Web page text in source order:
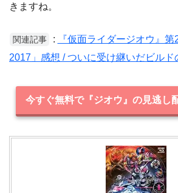
きますね。
関連記事 :
『仮面ライダージオウ』
2017」感想 / ついに受け継いだビルド
今すぐ無料で『ジオウ』の見逃し